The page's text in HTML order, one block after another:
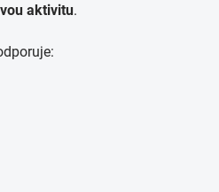
aktivitu.